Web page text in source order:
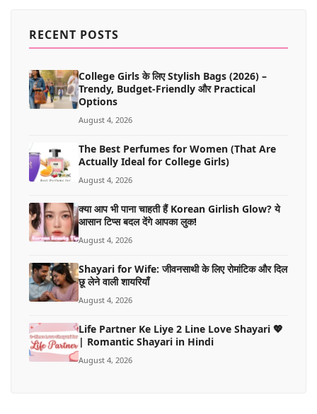
RECENT POSTS
College Girls के लिए Stylish Bags (2026) –
Trendy, Budget-Friendly और Practical
Options
August 4, 2026
The Best Perfumes for Women (That Are
Actually Ideal for College Girls)
August 4, 2026
क्या आप भी पाना चाहती हैं Korean Girlish Glow? ये
आसान टिप्स बदल देंगे आपका लुक!
August 4, 2026
Shayari for Wife: जीवनसाथी के लिए रोमांटिक और दिल
छू लेने वाली शायरियाँ
August 4, 2026
Life Partner Ke Liye 2 Line Love Shayari 💖
| Romantic Shayari in Hindi
August 4, 2026